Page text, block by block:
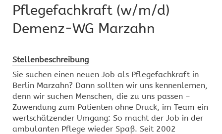
Pflegefachkraft (w/m/d)
Demenz-WG Marzahn
Stellenbeschreibung
Sie suchen einen neuen Job als Pflegefachkraft in
Berlin Marzahn? Dann sollten wir uns kennenlernen,
denn wir suchen Menschen, die zu uns passen –
Zuwendung zum Patienten ohne Druck, im Team ein
wertschätzender Umgang: So macht der Job in der
ambulanten Pflege wieder Spaß. Seit 2002